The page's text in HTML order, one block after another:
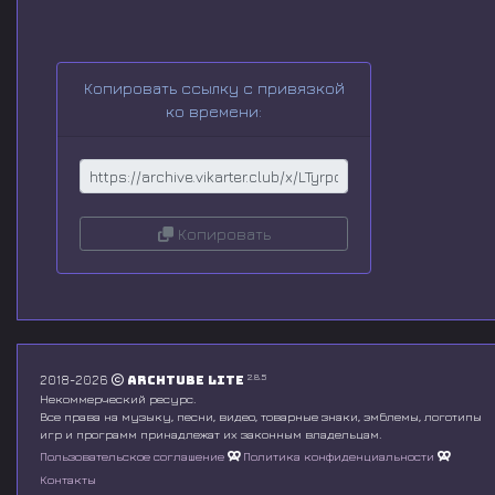
e
0
Копировать ссылку с привязкой
ко времени:
Копировать
2018-2026 Archtube Lite 2.8.5
Некоммерческий ресурс.
Все права на музыку, песни, видео, товарные знаки, эмблемы, логотипы
игр и программ принадлежат их законным владельцам.
Пользовательское соглашение
Политика конфиденциальности
Контакты